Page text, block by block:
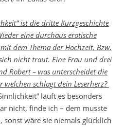
ist die dritte Kurzgeschichte
eine durchaus erotische
dem Thema der Hochzeit. Bzw.
nicht traut. Eine Frau und drei
Robert – was unterscheidet die
schlägt dein Leserherz?
läuft es besonders
nicht, finde ich – dem musste
sonst wäre sie niemals glücklich